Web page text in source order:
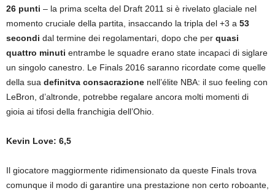
26 punti – la prima scelta del Draft 2011 si è rivelato glaciale nel
momento cruciale della partita, insaccando la tripla del +3 a 53
secondi dal termine dei regolamentari, dopo che per quasi
quattro minuti entrambe le squadre erano state incapaci di siglare
un singolo canestro. Le Finals 2016 saranno ricordate come quelle
della sua definitva consacrazione nell’élite NBA: il suo feeling con
LeBron, d’altronde, potrebbe regalare ancora molti momenti di
gioia ai tifosi della franchigia dell’Ohio.
Kevin Love: 6,5
Il giocatore maggiormente ridimensionato da queste Finals trova
comunque il modo di garantire una prestazione non certo roboante,